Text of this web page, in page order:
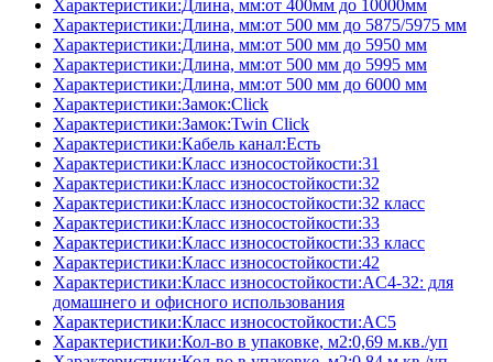
Характеристики:Длина, мм:от 400мм до 10000мм
Характеристики:Длина, мм:от 500 мм до 5875/5975 мм
Характеристики:Длина, мм:от 500 мм до 5950 мм
Характеристики:Длина, мм:от 500 мм до 5995 мм
Характеристики:Длина, мм:от 500 мм до 6000 мм
Характеристики:Замок:Click
Характеристики:Замок:Twin Click
Характеристики:Кабель канал:Есть
Характеристики:Класс износостойкости:31
Характеристики:Класс износостойкости:32
Характеристики:Класс износостойкости:32 класс
Характеристики:Класс износостойкости:33
Характеристики:Класс износостойкости:33 класс
Характеристики:Класс износостойкости:42
Характеристики:Класс износостойкости:AC4-32: для
домашнего и офисного использования
Характеристики:Класс износостойкости:AC5
Характеристики:Кол-во в упаковке, м2:0,69 м.кв./уп